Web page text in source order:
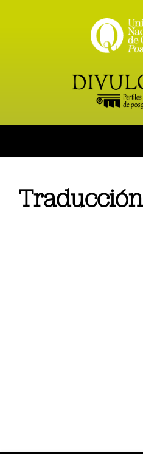
Traducción